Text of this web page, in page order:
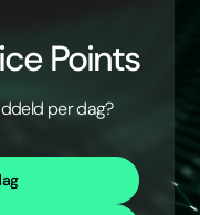
Points
per dag?